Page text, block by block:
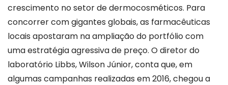
crescimento no setor de dermocosméticos. Para
concorrer com gigantes globais, as farmacêuticas
locais apostaram na ampliação do portfólio com
uma estratégia agressiva de preço. O diretor do
laboratório Libbs, Wilson Júnior, conta que, em
algumas campanhas realizadas em 2016, chegou a